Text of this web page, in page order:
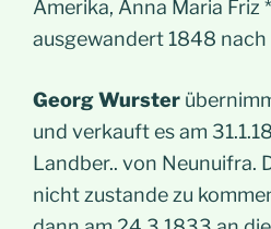
Amerika, Anna Maria Friz
ausgewandert 1848 nach
Georg Wurster
und verkauft es am
Landber.. von Neunuifra.
nicht zustande zu